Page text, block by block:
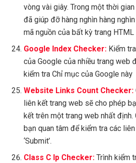
vòng vài giây. Trong một thời
đã giúp đỡ hàng nghìn hàng
mã nguồn của bất kỳ trang HTML
Google Index Checker: Kiểm
của Google của nhiều trang web
kiểm tra Chỉ mục của Google này
Website Links Count Checker:
liên kết trang web sẽ cho phép
kết trên một trang web nhất định.
bạn quan tâm để kiểm tra các
‘Submit’.
Class C Ip Checker: Trình kiểm